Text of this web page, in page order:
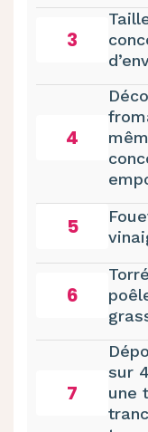
3
4
5
6
7
sur
une